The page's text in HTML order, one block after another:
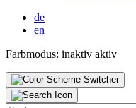
de
en
Farbmodus: inaktiv aktiv